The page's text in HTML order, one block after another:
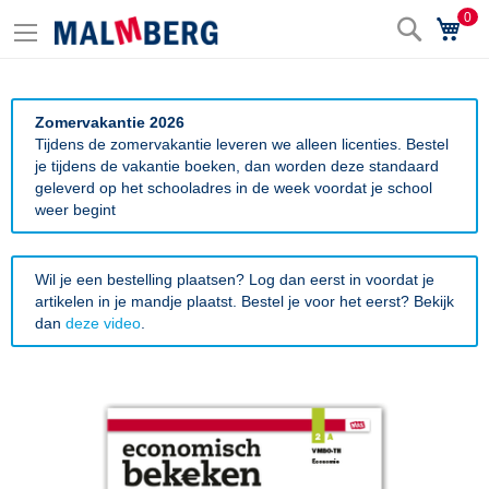
Zoek0
Zomervakantie 2026
Tijdens de zomervakantie leveren we alleen licenties. Bestel
je tijdens de vakantie boeken, dan worden deze standaard
geleverd op het schooladres in de week voordat je school
weer begint
Wil je een bestelling plaatsen? Log dan eerst in voordat je
artikelen in je mandje plaatst. Bestel je voor het eerst? Bekijk
dan deze video